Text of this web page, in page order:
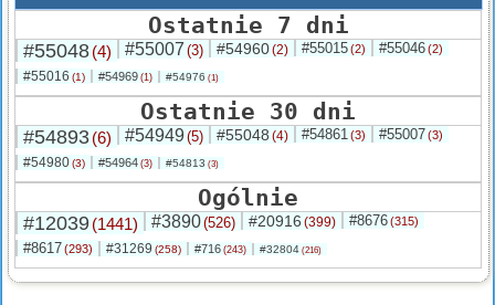
Ostatnie 7 dni
#55048(4) #55007 (3) #54960(2) #55015(2) #55046(2)
#55016 (1) #54969 (1) #54976 (1)
Ostatnie 30 dni
#54893(6) #54949(5) #55048 (4) #54861(3) #55007(3)
#54980(3) #54964 (3) #54813 (3)
Ogólnie
#12039(1441) #3890(526) #20916 (399) #8676(315)
#8617(293) #31269 (258) #716 (243) #32804 (216)